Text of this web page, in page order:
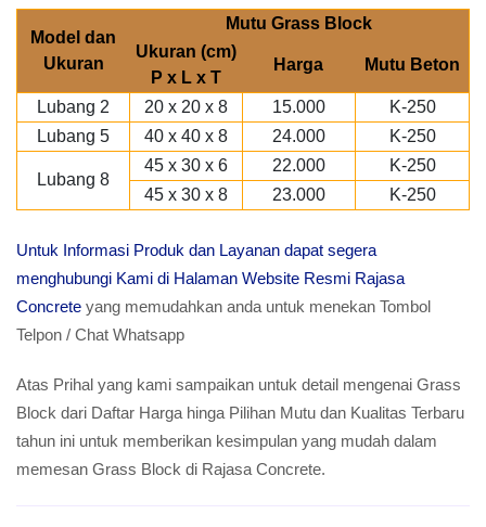
Model dan
Ukuran
Mutu Grass Block
Ukuran (cm)
P x L x T
Harga Mutu Beton
Lubang 2 20 x 20 x 8 15.000
K-250
Lubang 5
40 x 40 x 8 24.000 K-250
Lubang 8
45 x 30 x 6 22.000
K-250
45 x 30 x 8
23.000 K-250
Untuk Informasi Produk dan Layanan dapat segera
menghubungi Kami di Halaman Website Resmi Rajasa
Concrete yang memudahkan anda untuk menekan Tombol
Telpon / Chat Whatsapp
Atas Prihal yang kami sampaikan untuk detail mengenai Grass
Block dari Daftar Harga hinga Pilihan Mutu dan Kualitas Terbaru
tahun ini untuk memberikan kesimpulan yang mudah dalam
memesan Grass Block di Rajasa Concrete.